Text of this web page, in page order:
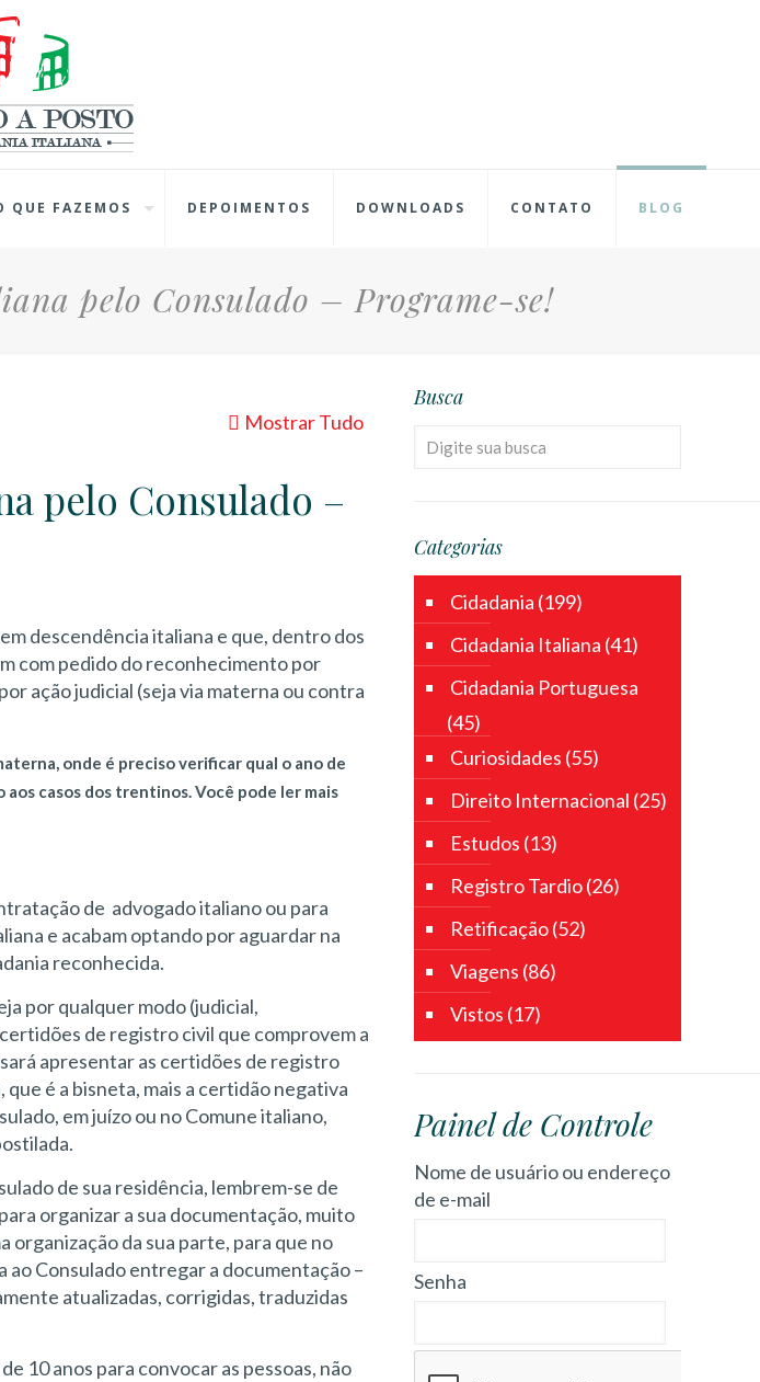
QUE FAZEMOS DEPOIMENTOS DOWNLOADS CONTATO BLOG
pelo Consulado – Programe-se!
Mostrar Tudo
pelo Consulado –
descendência italiana e que, dentro dos
com pedido do reconhecimento por
ação judicial (seja via materna ou contra
onde é preciso verificar qual o ano de
casos dos trentinos. Você pode ler mais
de advogado italiano ou para
e acabam optando por aguardar na
reconhecida.
por qualquer modo (judicial,
de registro civil que comprovem a
apresentar as certidões de registro
é a bisneta, mais a certidão negativa
em juízo ou no Comune italiano,
de sua residência, lembrem-se de
organizar a sua documentação, muito
da sua parte, para que no
ao Consulado entregar a documentação –
atualizadas, corrigidas, traduzidas
10 anos para convocar as pessoas, não
Busca
Categorias
Cidadania (199)
Cidadania Italiana (41)
Cidadania Portuguesa
(45)
Curiosidades (55)
Direito Internacional (25)
Estudos (13)
Registro Tardio(26)
Retificação(52)
Viagens (86)
Vistos (17)
Painel de Controle
Nome de usuário ou endereço
de e-mail
Senha